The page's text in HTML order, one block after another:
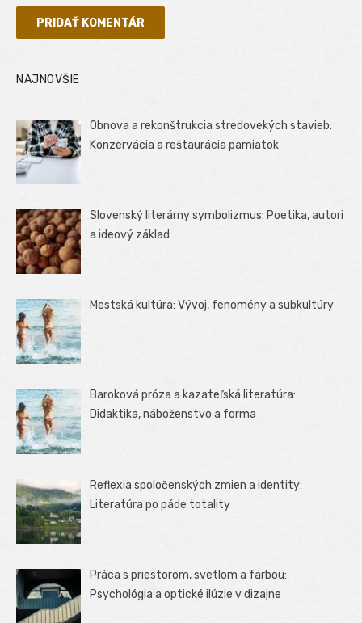
NAJNOVŠIE
Obnova a rekonštrukcia stredovekých stavieb:
Konzervácia a reštaurácia pamiatok
Slovenský literárny symbolizmus: Poetika, autori
a ideový základ
Mestská kultúra: Vývoj, fenomény a subkultúry
Baroková próza a kazateľská literatúra:
Didaktika, náboženstvo a forma
Reflexia spoločenských zmien a identity:
Literatúra po páde totality
Práca s priestorom, svetlom a farbou:
Psychológia a optické ilúzie v dizajne